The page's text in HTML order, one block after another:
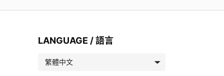
LANGUAGE / 語言